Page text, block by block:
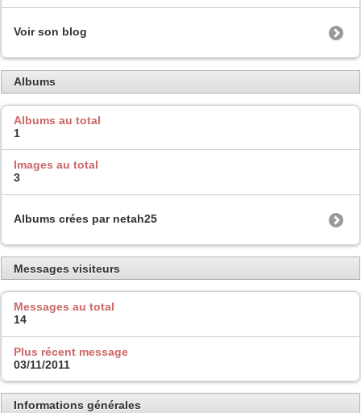
Voir son blog
Albums
Albums au total
1
Images au total
3
Albums crées par netah25
Messages visiteurs
Messages au total
14
Plus récent message
03/11/2011
Informations générales